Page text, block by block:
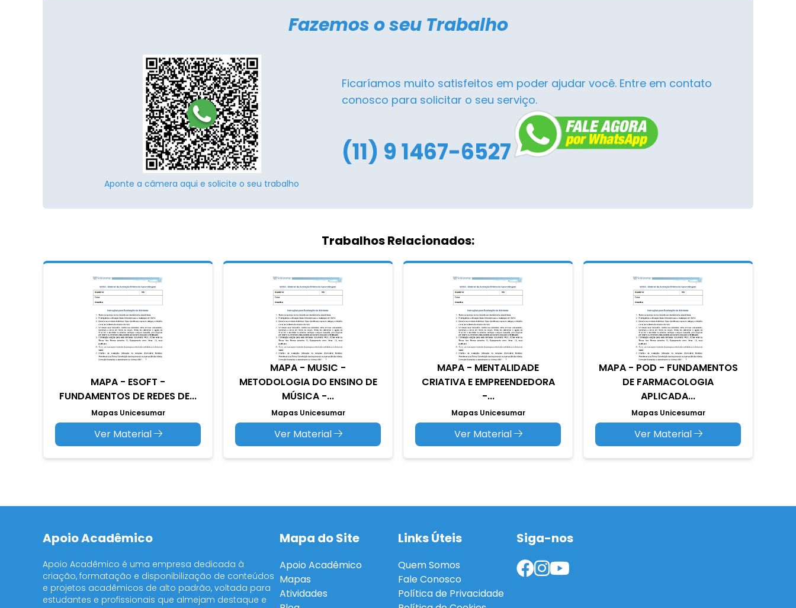
Fazemos o seu Trabalho
Aponte a câmera aqui e solicite o seu trabalho
Ficaríamos muito satisfeitos em poder ajudar você. Entre em contato
conosco para solicitar o seu serviço.
(11) 9 1467-6527
Trabalhos Relacionados:
MAPA - ESOFT -
FUNDAMENTOS DE REDES DE...
Mapas Unicesumar
Ver Material
MAPA - MUSIC -
METODOLOGIA DO ENSINO DE
MÚSICA -...
Mapas Unicesumar
Ver Material
MAPA - MENTALIDADE
CRIATIVA E EMPREENDEDORA
-...
Mapas Unicesumar
Ver Material
MAPA - POD - FUNDAMENTOS
DE FARMACOLOGIA
APLICADA...
Mapas Unicesumar
Ver Material
Apoio Acadêmico
Apoio Acadêmico é uma empresa dedicada à
criação, formatação e disponibilização de conteúdos
e projetos acadêmicos de alto padrão, voltada para
estudantes e profissionais que almejam destaque e
Mapa do Site
Apoio Acadêmico
Mapas
Atividades
Links Úteis
Quem Somos
Fale Conosco
Política de Privacidade
Siga-nos